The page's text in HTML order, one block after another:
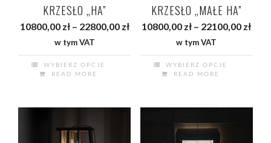
stronie
produktu
KRZESŁO „HA”
10800,00 zł – 22800,00 złZakres
od
10800,00 zł
w tym VAT
WYBIERZ OPCJE
ma
wariantów.
READ MORE
KRZESŁO „MAŁE HA”
10800,00 zł – 22100,00 zł
od
w tym VAT
WYBIERZ OPCJE
ma
wariantów.
READ MORE